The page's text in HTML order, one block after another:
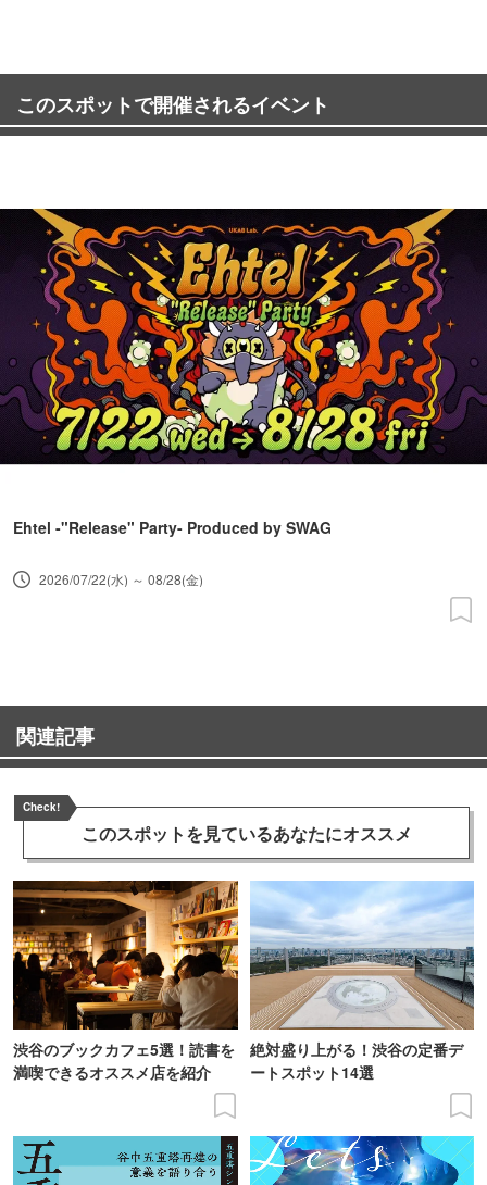
このスポットで開催されるイベント
Ehtel -"Release" Party- Produced by SWAG
2026/07/22(水) ～ 08/28(金)
関連記事
Check!
このスポットを見ているあなたにオススメ
渋谷のブックカフェ5選！読書を
満喫できるオススメ店を紹介
絶対盛り上がる！渋谷の定番デ
ートスポット14選